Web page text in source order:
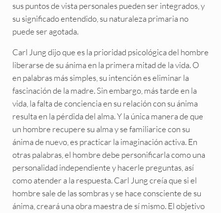
sus puntos de vista personales pueden ser integrados, y
su significado entendido, su naturaleza primaria no
puede ser agotada.
Carl Jung dijo que es la prioridad psicológica del hombre
liberarse de su ánima en la primera mitad de la vida. O
en palabras más simples, su intención es eliminar la
fascinación de la madre. Sin embargo, más tarde en la
vida, la falta de conciencia en su relación con su ánima
resulta en la pérdida del alma. Y la única manera de que
un hombre recupere su alma y se familiarice con su
ánima de nuevo, es practicar la imaginación activa. En
otras palabras, el hombre debe personificarla como una
personalidad independiente y hacerle preguntas, así
como atender a la respuesta. Carl Jung creía que si el
hombre sale de las sombras y se hace consciente de su
ánima, creará una obra maestra de sí mismo. El objetivo